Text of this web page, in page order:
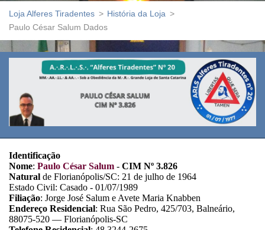
Loja Alferes Tiradentes > História da Loja >
Paulo César Salum Dados
Identificação
Nome: Paulo César Salum - CIM Nº 3.826
Natural de Florianópolis/SC: 21 de julho de 1964
Estado Civil: Casado - 01/07/1989
Filiação: Jorge José Salum e Avete Maria Knabben
Endereço Residencial: Rua São Pedro, 425/703, Balneário,
88075-520 — Florianópolis-SC